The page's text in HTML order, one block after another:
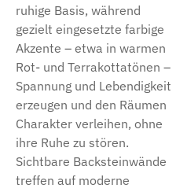
ruhige Basis, während
gezielt eingesetzte farbige
Akzente – etwa in warmen
Rot- und Terrakottatönen –
Spannung und Lebendigkeit
erzeugen und den Räumen
Charakter verleihen, ohne
ihre Ruhe zu stören.
Sichtbare Backsteinwände
treffen auf moderne